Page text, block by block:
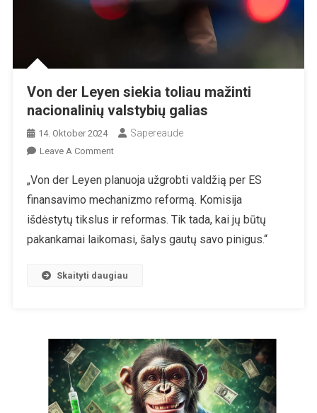
Von der Leyen siekia toliau mažinti
nacionalinių valstybių galias
14. Oktober 2024 Sapereaude
Leave A CommentOn
Der
Leyen
Siekia
Mažinti
Valstybių
„Von der Leyen planuoja užgrobti valdžią per ES
finansavimo mechanizmo reformą. Komisija
išdėstytų tikslus ir reformas. Tik tada, kai jų būtų
pakankamai laikomasi, šalys gautų savo pinigus.“
Skaityti daugiau